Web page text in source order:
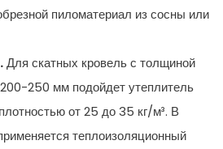
пиломатериал из сосны или
Для скатных кровель с толщиной
250 мм подойдет утеплитель
от 25 до 35 кг/м³. В
теплоизоляционный